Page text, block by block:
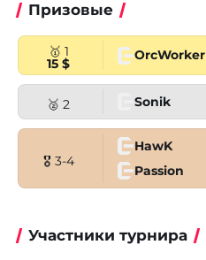
Призовые
🥇 1
15 $
OrcWorker
🥈 2 Sonik
🎖 3-4
HawK
Passion
Участники турнира